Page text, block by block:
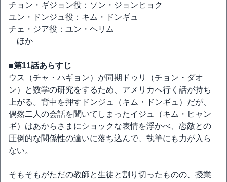
チョン・ギジョン役：ソン・ジョンヒョク
ユン・ドンジュ役：キム・ドンギュ
チェ・ジア役：ユン・ヘリム
ほか
■第11話あらすじ
ウス（チャ・ハギョン）が同期ドゥリ（チョン・ダオ
ン）と数学の研究をするため、アメリカへ行く話が持ち
上がる。背中を押すドンジュ（キム・ドンギュ）だが、
偶然二人の会話を聞いてしまったイジュ（キム・ヒャン
ギ）はあからさまにショックな表情を浮かべ、恋敵との
圧倒的な関係性の違いに落ち込んで、執筆にも力が入ら
ない。
そもそもがただの教師と生徒と割り切ったものの、授業